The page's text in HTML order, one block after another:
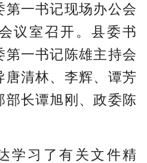
s
c
r
e
e
第一书记现场办公会
议室召开。县委书
第一书记陈雄主持会
唐清林、李辉、谭芳
部长谭旭刚、政委陈
学习了有关文件精